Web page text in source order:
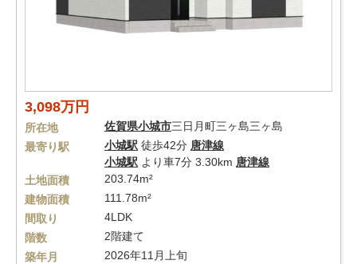
3,098万円
所在地 佐賀県小城市三日月町三ヶ島三ヶ島
最寄り駅
小城駅 徒歩42分 唐津線
小城駅 より車7分 3.30km 唐津線
土地面積
203.74m²
建物面積
111.78m²
間取り
4LDK
階数
2階建て
築年月
2026年11月上旬